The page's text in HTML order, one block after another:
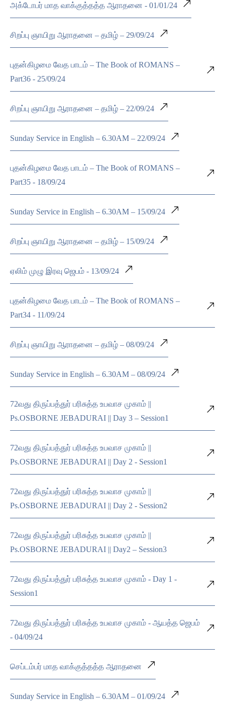
அக்டோபர் மாத வாக்குத்தத்த ஆராதனை - 01/01/24
சிறப்பு ஞாயிறு ஆராதனை – தமிழ் – 29/09/24
புதன்கிழமை வேத பாடம் – The Book of ROMANS –
Part36 - 25/09/24
சிறப்பு ஞாயிறு ஆராதனை – தமிழ் – 22/09/24
Sunday Service in English – 6.30AM – 22/09/24
புதன்கிழமை வேத பாடம் – The Book of ROMANS –
Part35 - 18/09/24
Sunday Service in English – 6.30AM – 15/09/24
சிறப்பு ஞாயிறு ஆராதனை – தமிழ் – 15/09/24
ஏலிம் முழு இரவு ஜெபம் - 13/09/24
புதன்கிழமை வேத பாடம் – The Book of ROMANS –
Part34 - 11/09/24
சிறப்பு ஞாயிறு ஆராதனை – தமிழ் – 08/09/24
Sunday Service in English – 6.30AM – 08/09/24
72வது திருப்பத்துர் பரிசுத்த உபவாச முகாம் ||
Ps.OSBORNE JEBADURAI || Day 3 – Session1
72வது திருப்பத்துர் பரிசுத்த உபவாச முகாம் ||
Ps.OSBORNE JEBADURAI || Day 2 - Session1
72வது திருப்பத்துர் பரிசுத்த உபவாச முகாம் ||
Ps.OSBORNE JEBADURAI || Day 2 - Session2
72வது திருப்பத்துர் பரிசுத்த உபவாச முகாம் ||
Ps.OSBORNE JEBADURAI || Day2 – Session3
72வது திருப்பத்துர் பரிசுத்த உபவாச முகாம் - Day 1 -
Session1
72வது திருப்பத்துர் பரிசுத்த உபவாச முகாம் - ஆயத்த ஜெபம்
- 04/09/24
செப்டம்பர் மாத வாக்குத்தத்த ஆராதனை
Sunday Service in English – 6.30AM – 01/09/24